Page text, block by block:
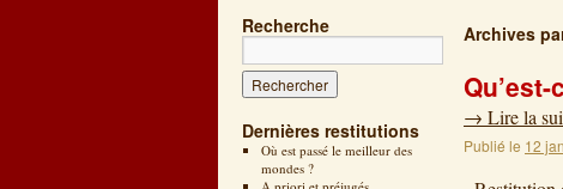
Recherche
Dernières restitutions
Où est passé le meilleur des
mondes ?
Archives
→ Lire la
Publié le 12